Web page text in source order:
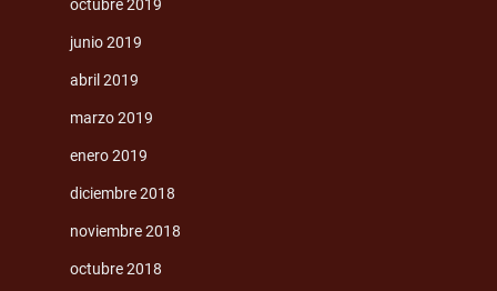
octubre 2019
junio 2019
abril 2019
marzo 2019
enero 2019
diciembre 2018
noviembre 2018
octubre 2018